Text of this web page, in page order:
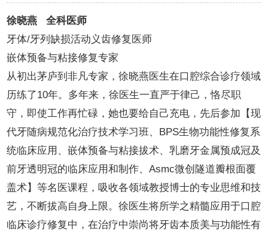
徐晓燕 全科医师
牙体/牙列缺损活动义齿修复医师
嵌体预备与粘接修复专家
从初出茅庐到非凡专家，徐晓燕医生在口腔综合诊疗领域
历练了10年。多年来，徐医生一直严于律己，恪尽职
守，即使工作再忙碌，她也要给自己充电，先后参加【现
代牙随病规范化治疗技术学习班、BPS生物功能性修复系
统临床应用、嵌体预备与粘接拔术、乳磨牙金属预成冠及
前牙透明冠的临床应用和制作、Asmc微创隧道瓣根面覆
盖术】等名医课程，吸收各领域教授博士的专业思维和技
艺，不断拔高自身上限。徐医生将所学之精髓应用于口腔
临床诊疗修复中，在治疗中崇尚将牙齿本质美与功能性有